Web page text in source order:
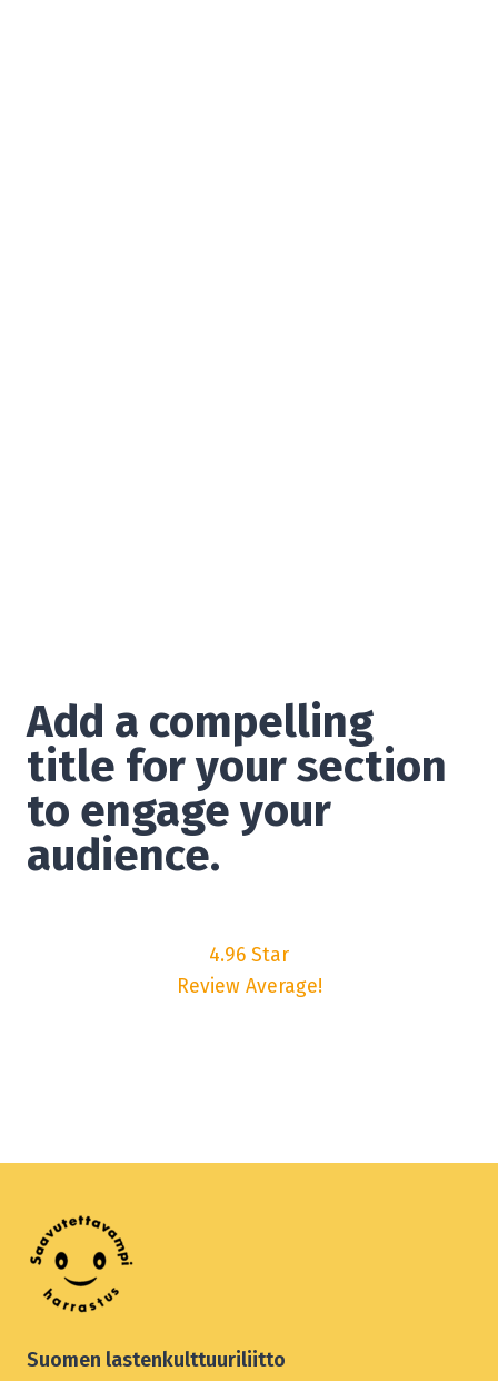
Add a compelling
title for your section
to engage your
audience.
4.96 Star
Review Average!
Suomen lastenkulttuuriliitto